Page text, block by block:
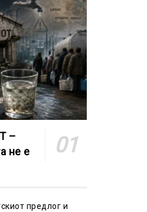
–
не е
предлог и